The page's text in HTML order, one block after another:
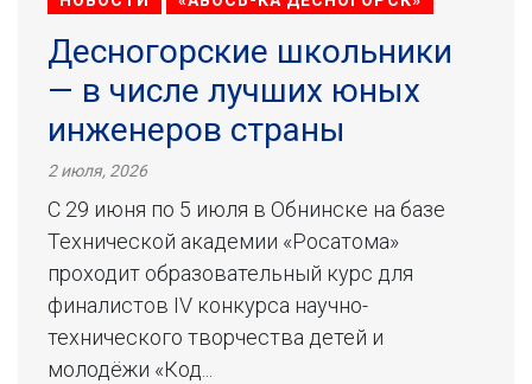
Десногорские школьники
— в числе лучших юных
инженеров страны
2 июля, 2026
С 29 июня по 5 июля в Обнинске на базе
Технической академии «Росатома»
проходит образовательный курс для
финалистов IV конкурса научно-
технического творчества детей и
молодёжи «Код...